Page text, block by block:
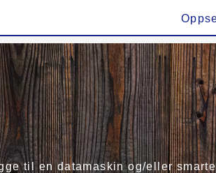
til en datamaskin og/eller